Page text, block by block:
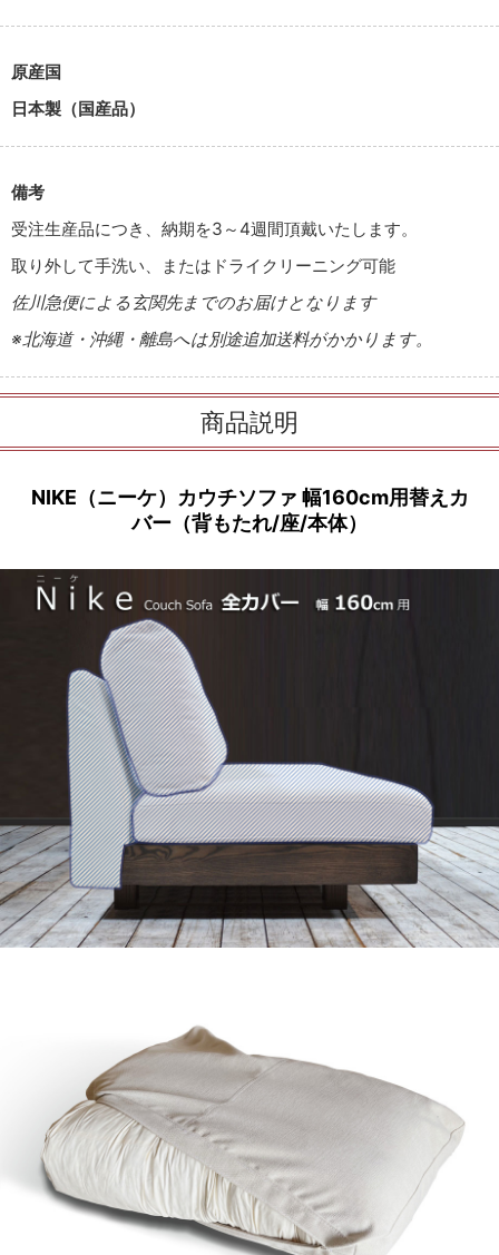
原産国
日本製（国産品）
備考
受注生産品につき、納期を3～4週間頂戴いたします。
取り外して手洗い、またはドライクリーニング可能
佐川急便による玄関先までのお届けとなります
※北海道・沖縄・離島へは別途追加送料がかかります。
商品説明
NIKE（ニーケ）カウチソファ 幅160cm用替えカ
バー（背もたれ/座/本体）